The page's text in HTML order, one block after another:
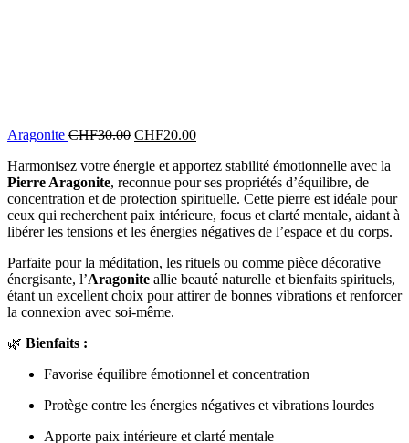
Aragonite CHF30.00 CHF20.00
Harmonisez votre énergie et apportez stabilité émotionnelle avec la
Pierre Aragonite, reconnue pour ses propriétés d’équilibre, de
concentration et de protection spirituelle. Cette pierre est idéale pour
ceux qui recherchent paix intérieure, focus et clarté mentale, aidant à
libérer les tensions et les énergies négatives de l’espace et du corps.
Parfaite pour la méditation, les rituels ou comme pièce décorative
énergisante, l’Aragonite allie beauté naturelle et bienfaits spirituels,
étant un excellent choix pour attirer de bonnes vibrations et renforcer
la connexion avec soi-même.
🌿 Bienfaits :
Favorise équilibre émotionnel et concentration
Protège contre les énergies négatives et vibrations lourdes
Apporte paix intérieure et clarté mentale